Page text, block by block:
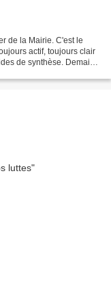
de la Mairie. C'est le
actif, toujours clair
de synthèse. Demain